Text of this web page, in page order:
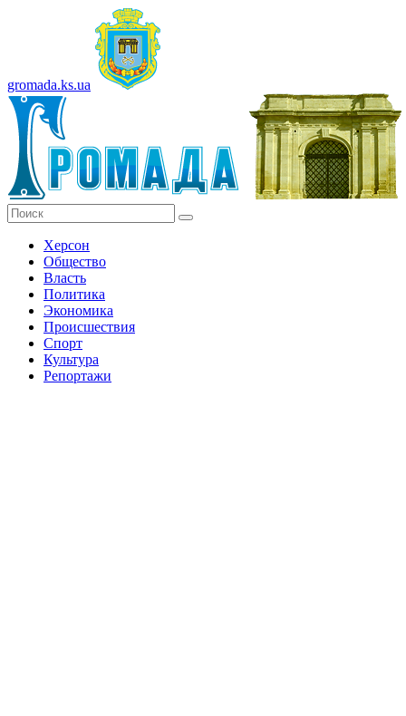
gromada.ks.ua
Херсон
Общество
Власть
Политика
Экономика
Происшествия
Спорт
Культура
Репортажи